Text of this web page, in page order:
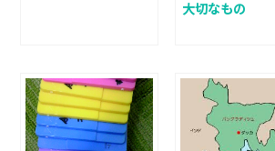
大切なもの